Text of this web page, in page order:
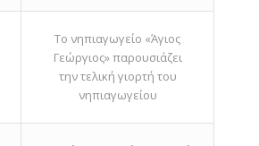
Το νηπιαγωγείο «Άγιος
Γεώργιος» παρουσιάζει
την τελική γιορτή του
νηπιαγωγείου